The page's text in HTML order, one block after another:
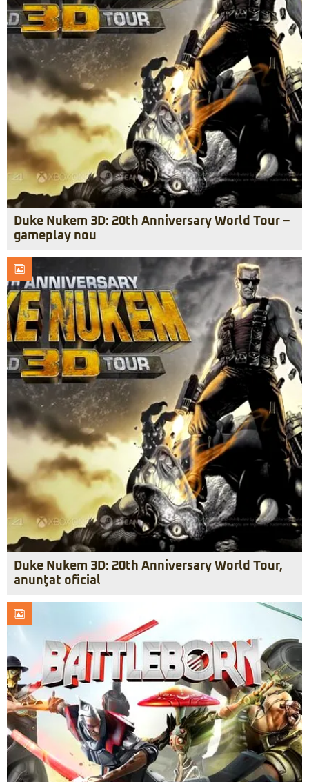
Duke Nukem 3D: 20th Anniversary World Tour –
gameplay nou
Duke Nukem 3D: 20th Anniversary World Tour,
anunţat oficial